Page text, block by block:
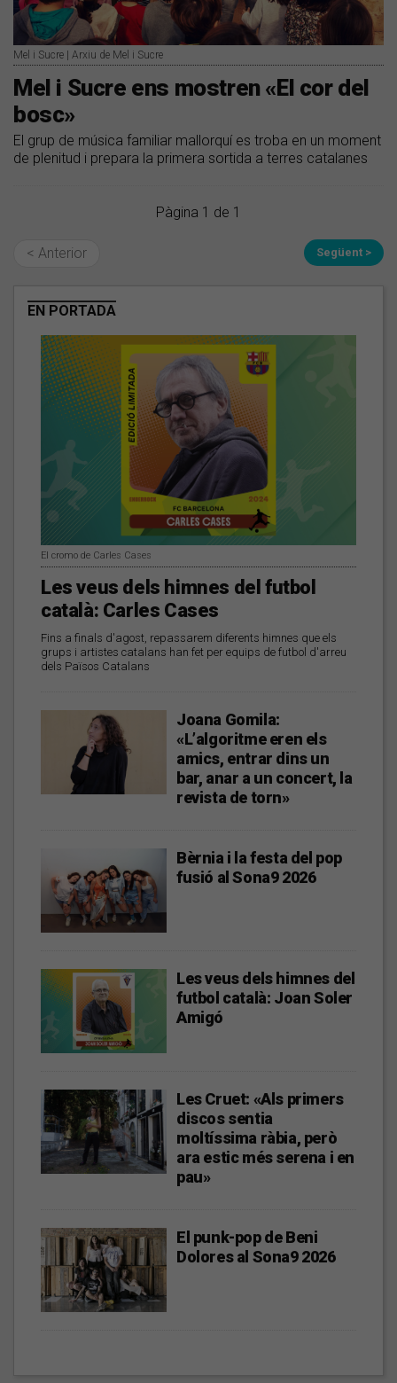
Mel i Sucre | Arxiu de Mel i Sucre
Mel i Sucre ens mostren «El cor del
bosc»
El grup de música familiar mallorquí es troba en un moment
de plenitud i prepara la primera sortida a terres catalanes
Pàgina 1 de 1
< Anterior Següent >
EN PORTADA
El cromo de Carles Cases
Les veus dels himnes del futbol
català: Carles Cases
Fins a finals d'agost, repassarem diferents himnes que els
grups i artistes catalans han fet per equips de futbol d'arreu
dels Països Catalans
Joana Gomila:
«L’algoritme eren els
amics, entrar dins un
bar, anar a un concert, la
revista de torn»
Bèrnia i la festa del pop
fusió al Sona9 2026
Les veus dels himnes del
futbol català: Joan Soler
Amigó
Les Cruet: «Als primers
discos sentia
moltíssima ràbia, però
ara estic més serena i en
pau»
El punk-pop de Beni
Dolores al Sona9 2026